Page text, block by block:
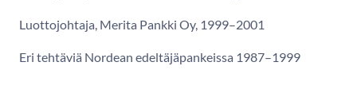
Luottojohtaja, Merita Pankki Oy, 1999–2001
Eri tehtäviä Nordean edeltäjäpankeissa 1987–1999